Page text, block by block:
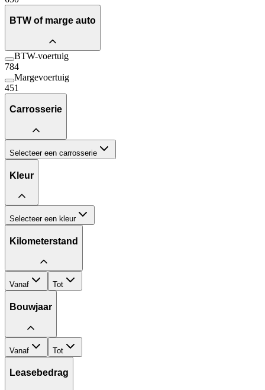
BTW of marge auto
BTW-voertuig
784
Margevoertuig
451
Carrosserie
Selecteer een carrosserie
Kleur
Selecteer een kleur
Kilometerstand
Vanaf Tot
Bouwjaar
Vanaf Tot
Leasebedrag